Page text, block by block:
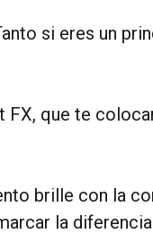
si eres un
que te
brille con la
la